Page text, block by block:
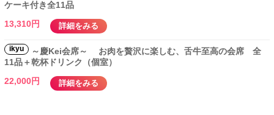
ケーキ付き全11品
13,310円
詳細をみる
ikyu
～慶Kei会席～ お肉を贅沢に楽しむ、舌牛至高の会席 全
11品＋乾杯ドリンク（個室）
22,000円
詳細をみる